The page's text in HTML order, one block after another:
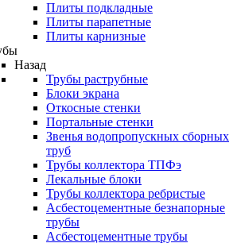
Плиты подкладные
Плиты парапетные
Плиты карнизные
Назад
Трубы раструбные
Блоки экрана
Откосные стенки
Портальные стенки
Звенья водопропускных сборных
труб
Трубы коллектора ТПФэ
Лекальные блоки
Трубы коллектора ребристые
Асбестоцементные безнапорные
трубы
Асбестоцементные трубы